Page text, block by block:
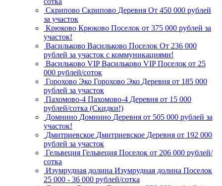
Скрипово Скрипово Деревня От 450 000 рублей
за участок
Крюково Крюково Поселок от 375 000 рублей за
участок!
Васильково Васильково Поселок От 236 000
рублей за участок с коммуникациями!
Васильково VIP Васильково VIP Поселок от 25
000 рублей/соток
Горохово Эко Горохово Эко Деревня от 185 000
рублей за участок
Пахомово-4 Пахомово-4 Деревня от 15 000
рублей/сотка (Скидки!)
Домнино Домнино Деревня от 505 000 рублей за
участок!
Дмитриевское Дмитриевское Деревня от 192 000
рублей за участок
Гельвеция Гельвеция Поселок от 206 000 рублей/
сотка
Изумрудная долина Изумрудная долина Поселок
25 000 - 36 000 рублей/сотка